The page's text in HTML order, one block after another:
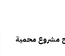
مشروع محمية